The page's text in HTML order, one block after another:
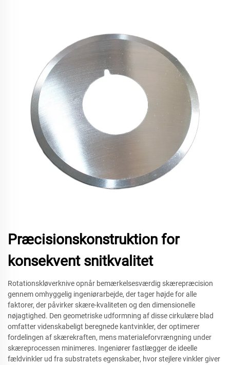
Præcisionskonstruktion for
konsekvent snitkvalitet
Rotationskløverknive opnår bemærkelsesværdig skærepræcision
gennem omhyggelig ingeniørarbejde, der tager højde for alle
faktorer, der påvirker skære-kvaliteten og den dimensionelle
nøjagtighed. Den geometriske udformning af disse cirkulære blad
omfatter videnskabeligt beregnede kantvinkler, der optimerer
fordelingen af skærekraften, mens materialeforvrængning under
skæreprocessen minimeres. Ingeniører fastlægger de ideelle
fældvinkler ud fra substratets egenskaber, hvor stejlere vinkler giver